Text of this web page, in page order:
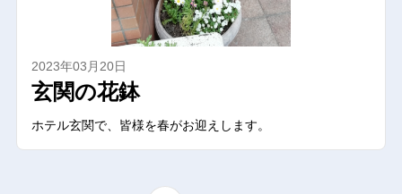
2023年03月20日
玄関の花鉢
ホテル玄関で、皆様を春がお迎えします。